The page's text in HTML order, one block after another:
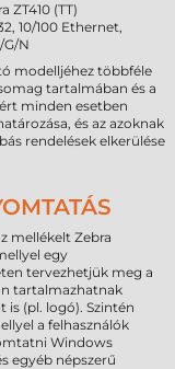
ZT410 (TT)
10/100 Ethernet,
G/N
modelljéhez többféle
tartalmában és a
minden esetben
és az azoknak
rendelések elkerülése
mellékelt Zebra
egy
tervezhetjük meg a
tartalmazhatnak
(pl. logó). Szintén
a felhasználók
Windows
egyéb népszerű